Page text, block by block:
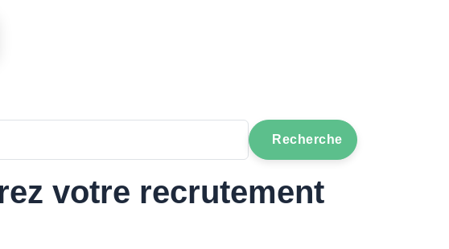
Recherche
votre recrutement